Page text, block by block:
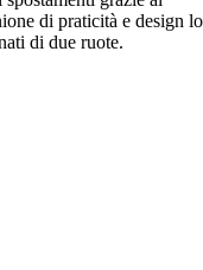
di praticità e design lo
di due ruote.